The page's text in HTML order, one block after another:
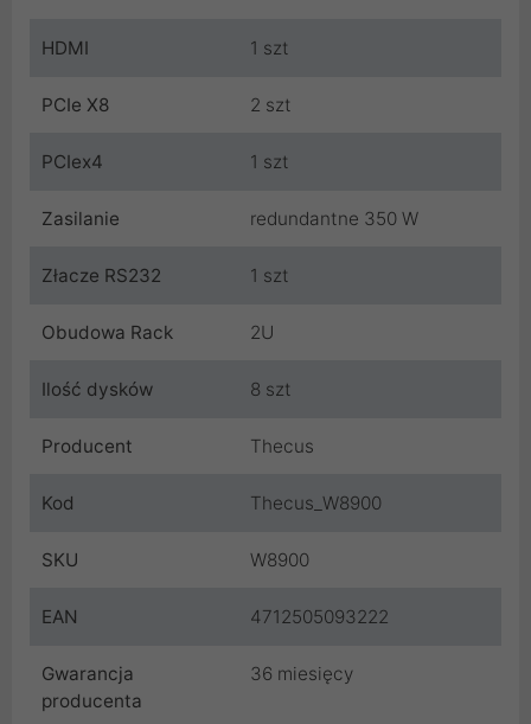
HDMI 1 szt
PCIe X8 2 szt
PCIex4 1 szt
Zasilanie redundantne 350 W
Złacze RS232 1 szt
Obudowa Rack 2U
Ilość dysków 8 szt
Producent Thecus
Kod Thecus_W8900
SKU W8900
EAN 4712505093222
Gwarancja
producenta
36 miesięcy